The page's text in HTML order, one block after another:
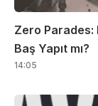
Zero Parades:
Baş Yapıt mı?
14:05